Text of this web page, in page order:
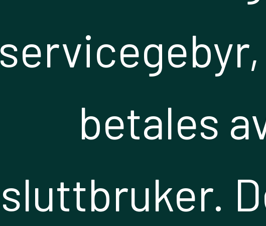
betales
sluttbruker.